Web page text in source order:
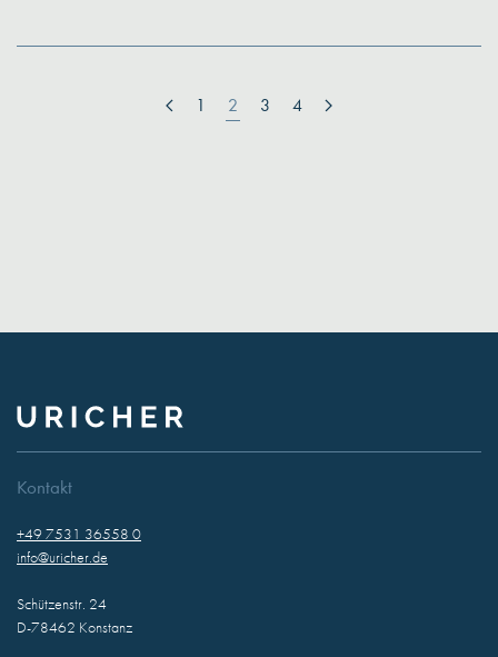
1 2 3 4
Kontakt
+49 7531 36558 0
info@uricher.de
Schützenstr. 24
D-78462 Konstanz